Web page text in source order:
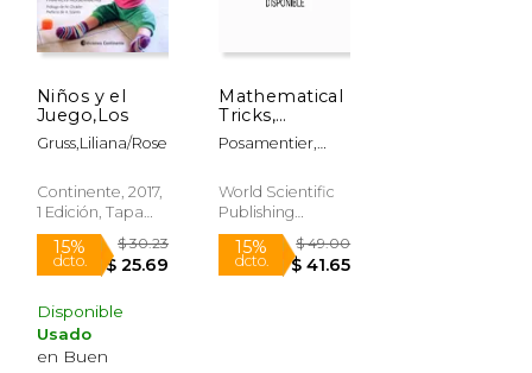
Niños y el
Juego,Los
Gruss,Liliana/Rosemberg,Francis
Continente, 2017,
1 Edición, Tapa
Blanda, Nuevo
Disponible
Usado
en Buen
Mathematical
Tricks,
Puzzles and
Oddities for
and Old (en
Inglés)
Posamentier,
World Scientific
Publishing
Company, Tapa
Blanda, Nuevo